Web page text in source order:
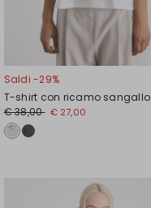
Saldi -29%
T-shirt con ricamo sangallo
€ 38,00 € 27,00